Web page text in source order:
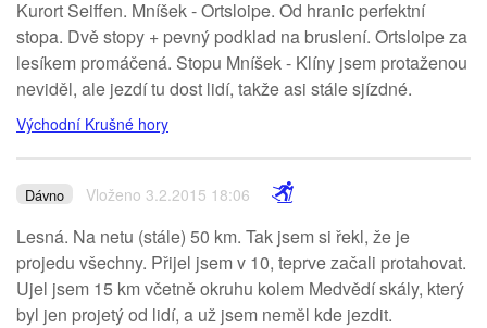
Kurort Seiffen. Mníšek - Ortsloipe. Od hranic perfektní
stopa. Dvě stopy + pevný podklad na bruslení. Ortsloipe za
lesíkem promáčená. Stopu Mníšek - Klíny jsem protaženou
neviděl, ale jezdí tu dost lidí, takže asi stále sjízdné.
Východní Krušné hory
Dávno Vloženo 3.2.2015 18:06
Lesná. Na netu (stále) 50 km. Tak jsem si řekl, že je
projedu všechny. Přijel jsem v 10, teprve začali protahovat.
Ujel jsem 15 km včetně okruhu kolem Medvědí skály, který
byl jen projetý od lidí, a už jsem neměl kde jezdit.